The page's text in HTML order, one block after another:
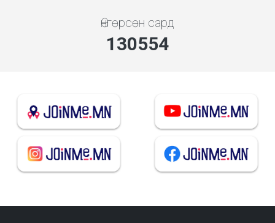
Өнгөрсөн сард
139879